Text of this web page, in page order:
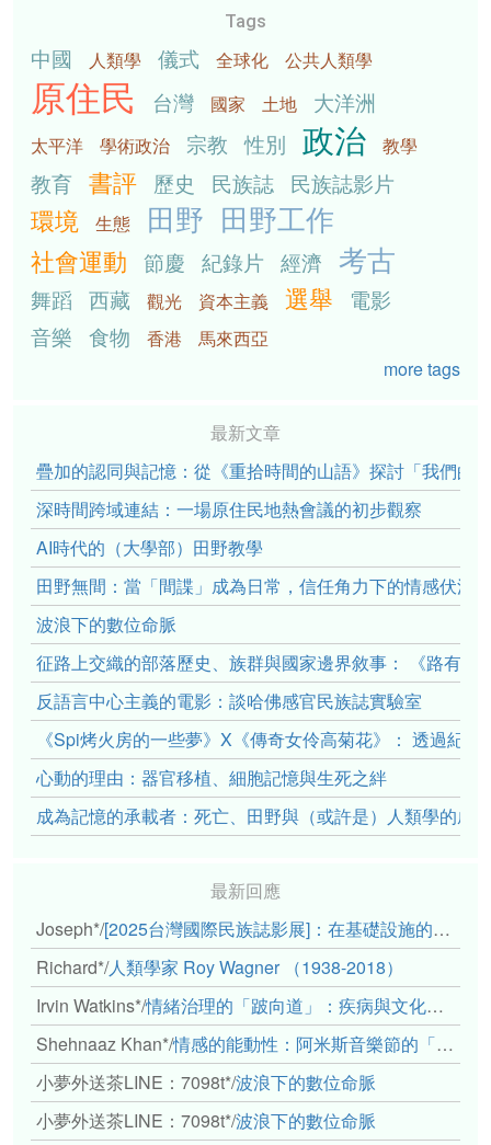
Tags
中國 人類學 儀式 全球化 公共人類學
原住民 台灣 國家 土地 大洋洲
太平洋 學術政治 宗教 性別 政治 教學
教育 書評 歷史 民族誌 民族誌影片
環境 生態 田野 田野工作
社會運動 節慶 紀錄片 經濟 考古
舞蹈 西藏 觀光 資本主義 選舉
電影
音樂 食物 香港
馬來西亞
more tags
最新文章
疊加的認同與記憶：從《重拾時間的山語》探討「我們的
深時間跨域連結：一場原住民地熱會議的初步觀察
AI時代的（大學部）田野教學
田野無間：當「間諜」成為日常，信任角力下的情感伏流
波浪下的數位命脈
征路上交織的部落歷史、族群與國家邊界敘事： 《路有
反語言中心主義的電影：談哈佛感官民族誌實驗室
《Spi烤火房的一些夢》X《傳奇女伶高菊花》： 透過紀
心動的理由：器官移植、細胞記憶與生死之絆
成為記憶的承載者：死亡、田野與（或許是）人類學的成
最新回應
Joseph*/[2025台灣國際民族誌影展]：在基礎設施的邊緣，聆聽人的呼吸
Richard*/人類學家 Roy Wagner （1938-2018）
Irvin Watkins*/情緒治理的「跛向道」：疾病與文化象徵的轉變舉例
Shehnaaz Khan*/情感的能動性：阿米斯音樂節的「對話觀察」
小夢外送茶LINE：7098t*/波浪下的數位命脈
小夢外送茶LINE：7098t*/波浪下的數位命脈